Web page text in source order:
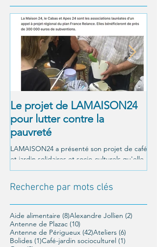
Le projet de LAMAISON24
pour lutter contre la
pauvreté
LAMAISON24 a présenté son projet de café
et jardin solidaires et socio-culturels qu'elle
veut mettre en place à Périgueux, et a été...
Recherche par mots clés
Aide alimentaire (8)8 posts
Alexandre Jollien (2)
Antenne de Plazac (10)
Antenne de Périgueux (42)42 posts
Ateliers (6)
Bolides (1)1 post
Café-jardin socioculturel (1)